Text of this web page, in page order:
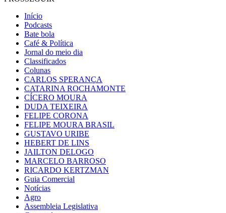
Início
Podcasts
Bate bola
Café & Política
Jornal do meio dia
Classificados
Colunas
CARLOS SPERANÇA
CATARINA ROCHAMONTE
CÍCERO MOURA
DUDA TEIXEIRA
FELIPE CORONA
FELIPE MOURA BRASIL
GUSTAVO URIBE
HEBERT DE LINS
JAILTON DELOGO
MARCELO BARROSO
RICARDO KERTZMAN
Guia Comercial
Notícias
Agro
Assembleia Legislativa